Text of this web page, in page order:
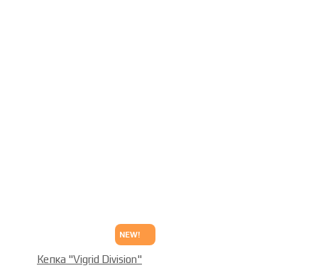
NEW!
Кепка "Vigrid Division"